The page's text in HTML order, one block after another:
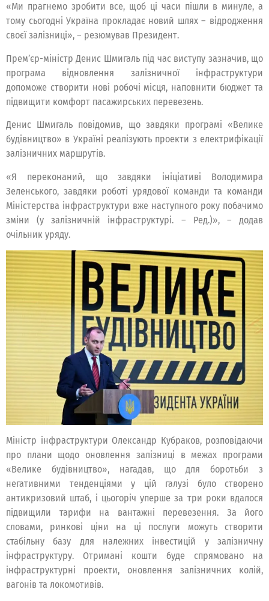
«Ми прагнемо зробити все, щоб ці часи пішли в минуле, а
тому сьогодні Україна прокладає новий шлях – відродження
своєї залізниці», – резюмував Президент.
Прем’єр-міністр Денис Шмигаль під час виступу зазначив, що
програма відновлення залізничної інфраструктури
допоможе створити нові робочі місця, наповнити бюджет та
підвищити комфорт пасажирських перевезень.
Денис Шмигаль повідомив, що завдяки програмі «Велике
будівництво» в Україні реалізують проекти з електрифікації
залізничних маршрутів.
«Я переконаний, що завдяки ініціативі Володимира
Зеленського, завдяки роботі урядової команди та команди
Міністерства інфраструктури вже наступного року побачимо
зміни (у залізничній інфраструктурі. – Ред.)», – додав
очільник уряду.
Міністр інфраструктури Олександр Кубраков, розповідаючи
про плани щодо оновлення залізниці в межах програми
«Велике будівництво», нагадав, що для боротьби з
негативними тенденціями у цій галузі було створено
антикризовий штаб, і цьогоріч уперше за три роки вдалося
підвищили тарифи на вантажні перевезення. За його
словами, ринкові ціни на ці послуги можуть створити
стабільну базу для належних інвестицій у залізничну
інфраструктуру. Отримані кошти буде спрямовано на
інфраструктурні проекти, оновлення залізничних колій,
вагонів та локомотивів.